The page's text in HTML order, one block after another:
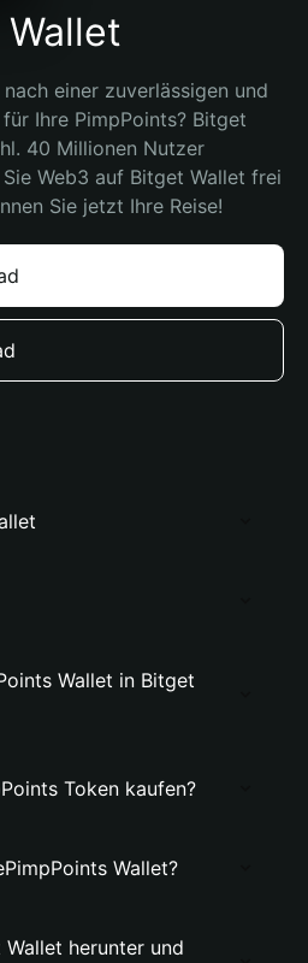
einer zuverlässigen und
Ihre PimpPoints? Bitget
40 Millionen Nutzer
Web3 auf Bitget Wallet frei
Sie jetzt Ihre Reise!
Wallet in Bitget
Token kaufen?
Wallet?
herunter und